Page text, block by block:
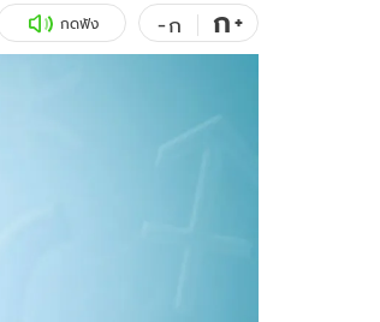
-กิน
ดูทีวี
WeTV
กดฟัง -ก ก+